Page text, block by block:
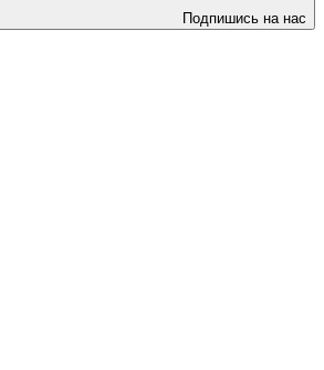
Подпишись на нас